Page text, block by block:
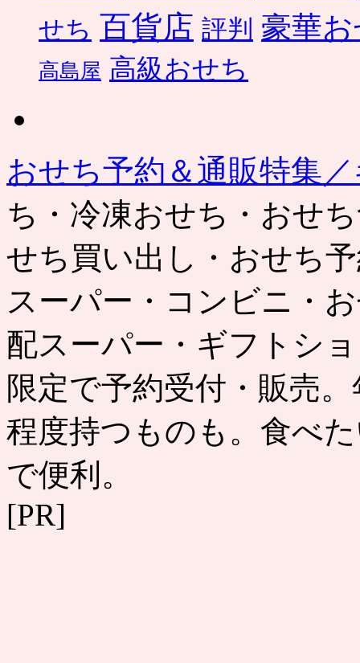
せち 百貨店 評判 豪華
高島屋 高級おせち
おせち予約＆通販特集
ち・冷凍おせち・おせ
せち買い出し・おせち
スーパー・コンビニ・
配スーパー・ギフトシ
限定で予約受付・販売
程度持つものも。食べ
で便利。
[PR]